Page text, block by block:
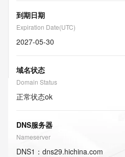
到期日期
Expiration Date(UTC)
2027-05-30
域名状态
Domain Status
正常状态ok
DNS服务器
Nameserver
DNS1 ： dns29.hichina.com